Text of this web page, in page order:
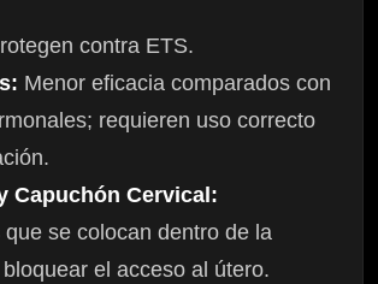
contra ETS.
Menor eficacia comparados con
requieren uso correcto
Capuchón Cervical:
que se colocan dentro de la
el acceso al útero.